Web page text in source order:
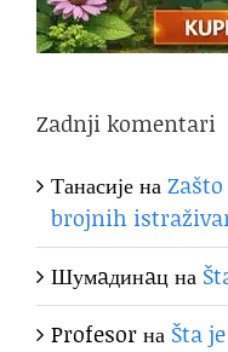
Zadnji komentari
Танасијена
brojnih
Шумaдинaцна
Profesorна Šta